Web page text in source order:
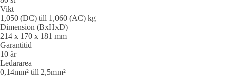
Vikt
1,050 (DC) till 1,060 (AC) kg
Dimension (BxHxD)
214 x 170 x 181 mm
Garantitid
10 år
Ledararea
0,14mm² till 2,5mm²